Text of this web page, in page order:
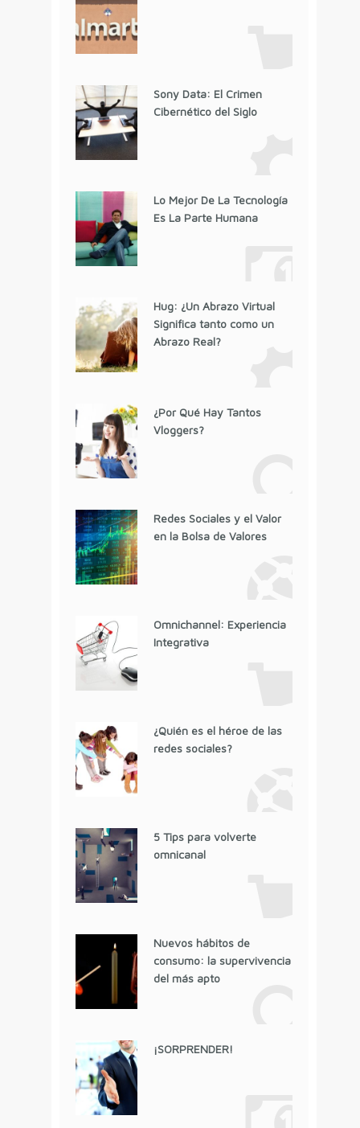
Sony Data: El Crimen
Cibernético del Siglo
Lo Mejor De La Tecnología
Es La Parte Humana
Hug: ¿Un Abrazo Virtual
Significa tanto como un
Abrazo Real?
¿Por Qué Hay Tantos
Vloggers?
Redes Sociales y el Valor
en la Bolsa de Valores
Omnichannel: Experiencia
Integrativa
¿Quién es el héroe de las
redes sociales?
5 Tips para volverte
omnicanal
Nuevos hábitos de
consumo: la supervivencia
del más apto
¡SORPRENDER!